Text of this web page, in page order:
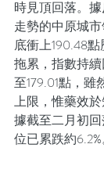
時見頂回落。
走勢的中原城
底衝上190.48
拖累，指數持
至179.01點，
上限，惟藥效
據截至二月初
位已累跌約6.2%